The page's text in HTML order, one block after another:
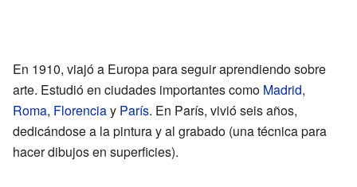
En 1910, viajó a Europa para seguir aprendiendo sobre
arte. Estudió en ciudades importantes como Madrid,
Roma, Florenciay París. En París, vivió seis años,
dedicándose a la pintura y al grabado (una técnica para
hacer dibujos en superficies).